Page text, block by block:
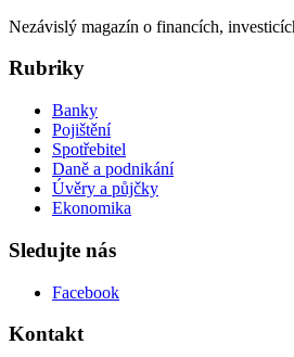
Nezávislý magazín o financích,
Rubriky
Banky
Pojištění
Spotřebitel
Daně a podnikání
Úvěry a půjčky
Ekonomika
Sledujte nás
Facebook
Kontakt